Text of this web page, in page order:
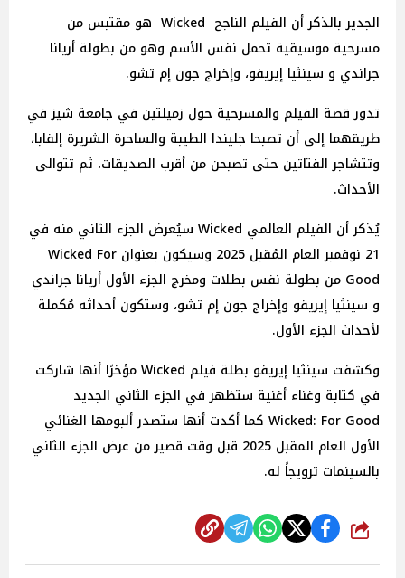
الجدير بالذكر أن الفيلم الناجح Wicked هو مقتبس من
مسرحية موسيقية تحمل نفس الأسم وهو من بطولة أريانا
جراندي و سينثيا إيريفو، وإخراج جون إم تشو.
تدور قصة الفيلم والمسرحية حول زميلتين في جامعة شيز في
طريقهما إلى أن تصبحا جليندا الطيبة والساحرة الشريرة إلفابا،
وتتشاجر الفتاتين حتى تصبحن من أقرب الصديقات، ثم تتوالى
الأحداث.
يُذكر أن الفيلم العالمي Wicked سيُعرض الجزء الثاني منه في
21 نوفمبر العام المُقبل 2025 وسيكون بعنوان Wicked For
Good من بطولة نفس بطلات ومخرج الجزء الأول أريانا جراندي
و سينثيا إيريفو وإخراج جون إم تشو، وستكون أحداثه مُكملة
لأحداث الجزء الأول.
وكشفت سينثيا إيريفو بطلة فيلم Wicked مؤخرًا أنها شاركت
في كتابة وغناء أغنية ستظهر في الجزء الثاني الجديد
Wicked: For Good كما أكدت أنها ستصدر ألبومها الغنائي
الأول العام المقبل 2025 قبل وقت قصير من عرض الجزء الثاني
بالسينمات ترويجاً له.
شارك